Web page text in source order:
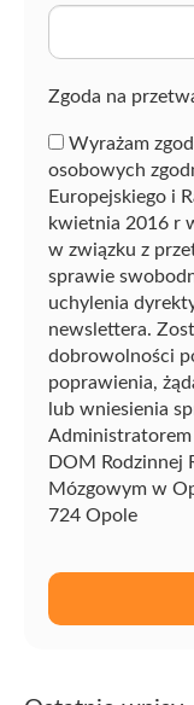
Zgoda na
Wyrażam
osobowych
Europejskiego i
kwietnia 2016 r
w związku z
sprawie
uchylenia
newslettera.
dobrowolności
poprawienia,
lub wniesienia
Administratorem
DOM Rodzinnej
Mózgowym w
724 Opole